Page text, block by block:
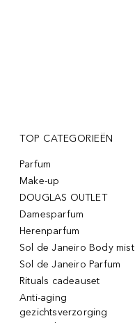
TOP CATEGORIEËN
Parfum
Make-up
DOUGLAS OUTLET
Damesparfum
Herenparfum
Sol de Janeiro Body mist
Sol de Janeiro Parfum
Rituals cadeauset
Anti-aging
gezichtsverzorging